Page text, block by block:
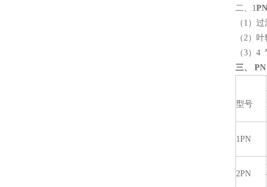
二、1
（1）
（2）
（3）
三、 PN
型号
1PN
2PN